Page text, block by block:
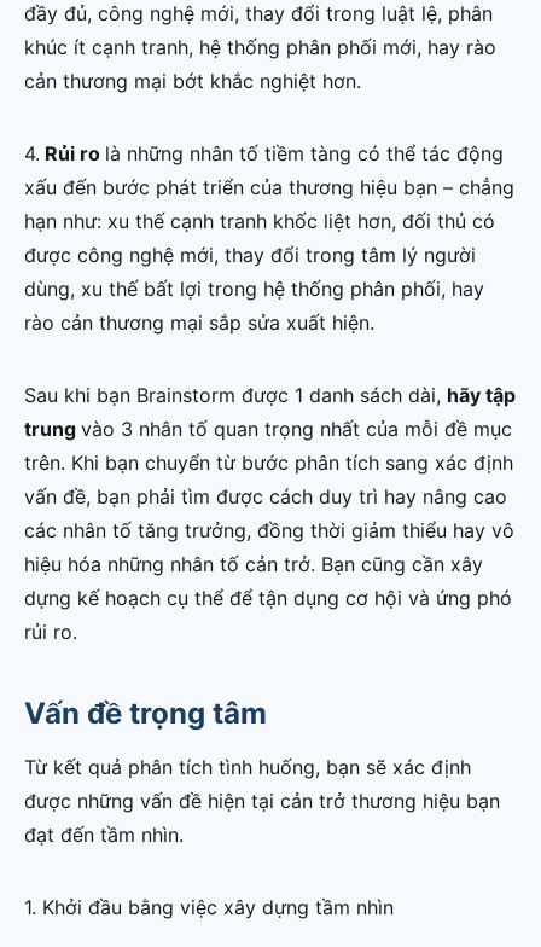
đầy đủ, công nghệ mới, thay đổi trong luật lệ, phân
khúc ít cạnh tranh, hệ thống phân phối mới, hay rào
cản thương mại bớt khắc nghiệt hơn.
4. Rủi ro là những nhân tố tiềm tàng có thể tác động
xấu đến bước phát triển của thương hiệu bạn – chẳng
hạn như: xu thế cạnh tranh khốc liệt hơn, đối thủ có
được công nghệ mới, thay đổi trong tâm lý người
dùng, xu thế bất lợi trong hệ thống phân phối, hay
rào cản thương mại sắp sửa xuất hiện.
Sau khi bạn Brainstorm được 1 danh sách dài, hãy tập
trung vào 3 nhân tố quan trọng nhất của mỗi đề mục
trên. Khi bạn chuyển từ bước phân tích sang xác định
vấn đề, bạn phải tìm được cách duy trì hay nâng cao
các nhân tố tăng trưởng, đồng thời giảm thiểu hay vô
hiệu hóa những nhân tố cản trở. Bạn cũng cần xây
dựng kế hoạch cụ thể để tận dụng cơ hội và ứng phó
rủi ro.
Vấn đề trọng tâm
Từ kết quả phân tích tình huống, bạn sẽ xác định
được những vấn đề hiện tại cản trở thương hiệu bạn
đạt đến tầm nhìn.
1. Khởi đầu bằng việc xây dựng tầm nhìn